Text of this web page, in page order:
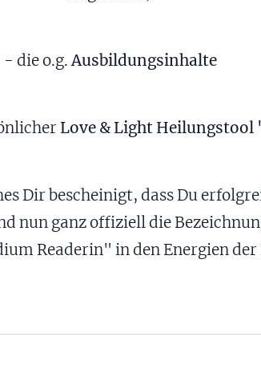
- die o.g.Ausbildungsinhalte
Love & Light Heilungstool
Dir bescheinigt, dass Du
nun ganz offiziell die
Readerin" in den Energien